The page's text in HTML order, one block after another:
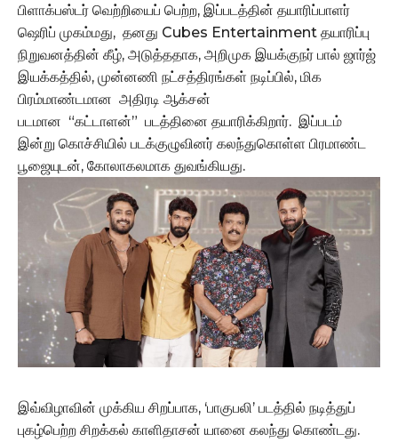
பிளாக்பஸ்டர் வெற்றியைப் பெற்ற, இப்படத்தின் தயாரிப்பாளர்
ஷெரிப் முகம்மது, தனது Cubes Entertainment தயாரிப்பு
நிறுவனத்தின் கீழ், அடுத்ததாக, அறிமுக இயக்குநர் பால் ஜார்ஜ்
இயக்கத்தில், முன்னணி நட்சத்திரங்கள் நடிப்பில், மிக
பிரம்மாண்டமான அதிரடி ஆக்சன்
படமான “கட்டாளன்” படத்தினை தயாரிக்கிறார். இப்படம்
இன்று கொச்சியில் படக்குழுவினர் கலந்துகொள்ள பிரமாண்ட
பூஜையுடன், கோலாகலமாக துவங்கியது.
இவ்விழாவின் முக்கிய சிறப்பாக, ‘பாகுபலி’ படத்தில் நடித்துப்
புகழ்பெற்ற சிறக்கல் காளிதாசன் யானை கலந்து கொண்டது.